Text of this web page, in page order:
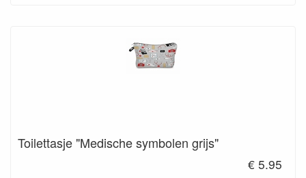
Toilettasje "Medische symbolen grijs"
€ 5.95